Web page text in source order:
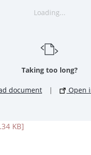
Loading...
Taking too long?
document | Open
KB]